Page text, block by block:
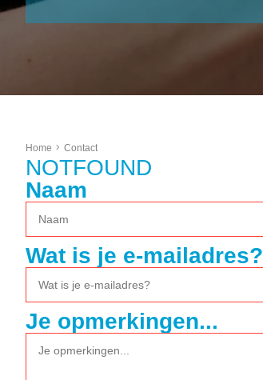
Home Contact
NOTFOUND
Naam
Wat is je e-mailadres?
Je opmerkingen...